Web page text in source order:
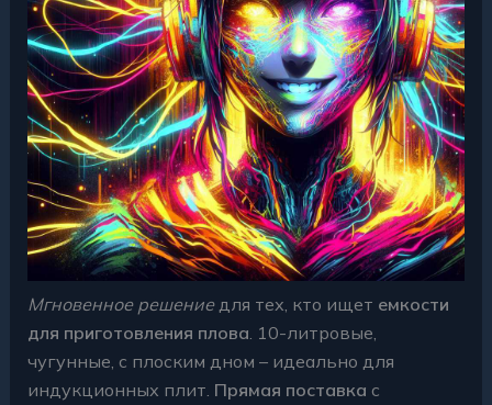
Мгновенное решениедля тех, кто ищет емкости
для приготовления плова . 10-литровые,
чугунные, с плоским дном – идеально для
индукционных плит. Прямая поставка с